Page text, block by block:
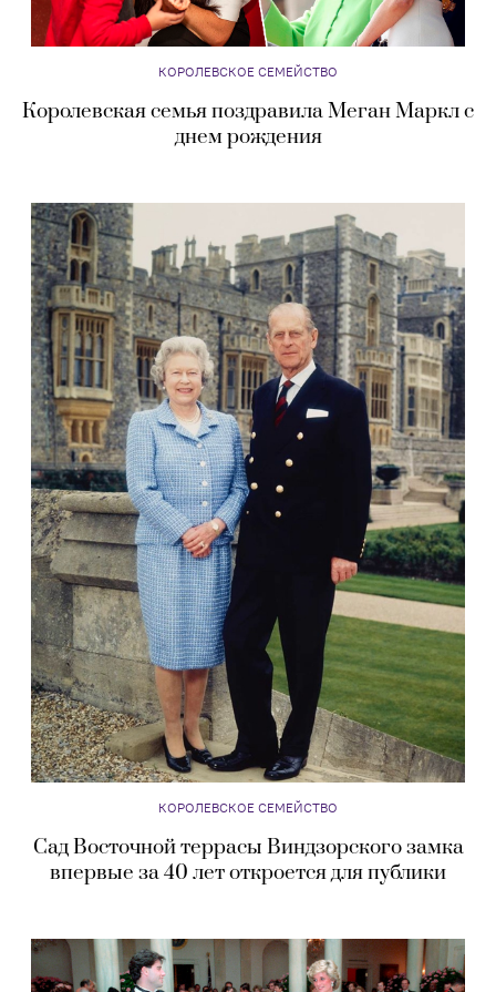
КОРОЛЕВСКОЕ СЕМЕЙСТВО
Королевская семья поздравила Меган Маркл с
днем рождения
КОРОЛЕВСКОЕ СЕМЕЙСТВО
Сад Восточной террасы Виндзорского замка
впервые за 40 лет откроется для публики